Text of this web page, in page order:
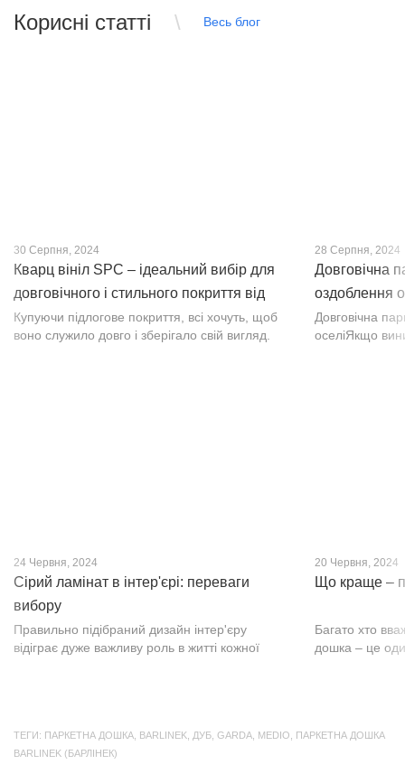
Корисні статті Весь блог
30 Серпня, 2024
Кварц вініл SPC – ідеальний вибір для
довговічного і стильного покриття від
PROFLOOR
Купуючи підлогове покриття, всі хочуть, щоб
воно служило довго і зберігало свій вигляд.
28 Серпня, 2024
Довговічна
оздоблення
Довговічна
оселіЯкщо
24 Червня, 2024
Сірий ламінат в інтер'єрі: переваги
вибору
Правильно підібраний дизайн інтер'єру
відіграє дуже важливу роль в житті кожної
20 Червня, 2024
Що краще –
Багато хто
дошка – це
ТЕГИ: ПАРКЕТНА ДОШКА BARLINEK ДУБ GARDA MEDIO
ПАРКЕТНА ДОШКА
BARLINEK (БАРЛІНЕК)